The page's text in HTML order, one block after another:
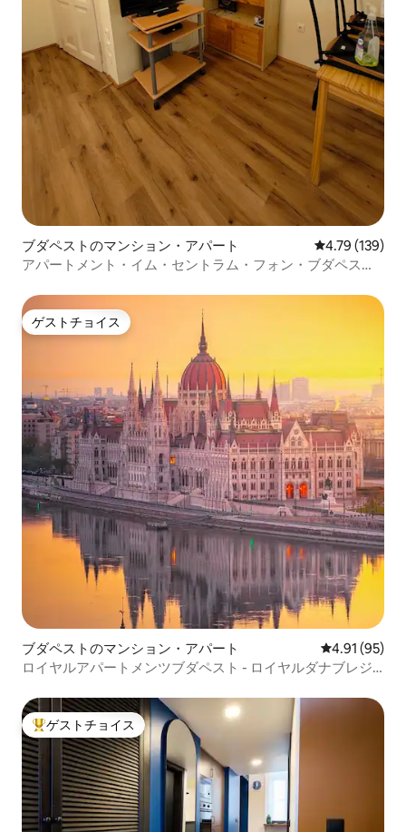
ブダペストのマンション・アパート レビュー139
4.79 (139)
アパートメント・イム・セントラム・フォン・ブダペスト/
ゲストチョイス
ゲストチョイス
ブダペストのマンション・アパート レビュー95
4.91 (95)
ロイヤルアパートメンツブダペスト - ロイヤルダナブレジ
大好評のゲストチョイスです。
ゲストチョイス